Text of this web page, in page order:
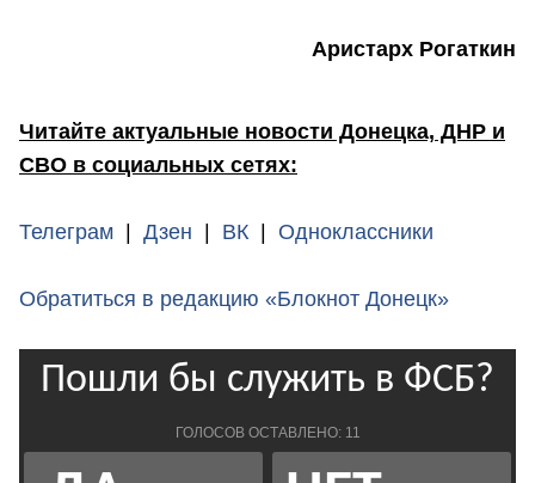
Аристарх Рогаткин
Читайте актуальные новости Донецка, ДНР и
СВО в социальных сетях:
Телеграм | Дзен | ВК | Одноклассники
Обратиться в редакцию «Блокнот Донецк»